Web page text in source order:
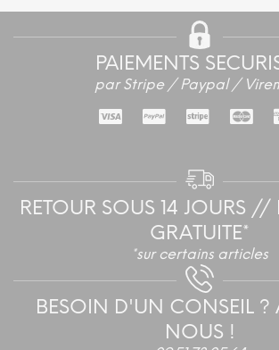
PAIEMENTS
par Stripe / Paypal /
RETOUR SOUS 14 JOURS //
GRATUITE*
*sur certains articles
BESOIN D'UN CONSEIL ?
NOUS !